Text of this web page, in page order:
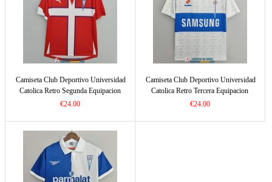
Camiseta Club Deportivo Universidad
Catolica Retro Segunda Equipacion
2009/2010
€24.00
Camiseta Club Deportivo Universidad
Catolica Retro Tercera Equipacion
1996/1997
€24.00